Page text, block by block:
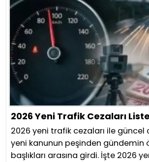
2026 Yeni Trafik Cezaları
2026 yeni trafik cezaları ile güncel
yeni kanunun peşinden gündemin
başlıkları arasına girdi. İşte 2026